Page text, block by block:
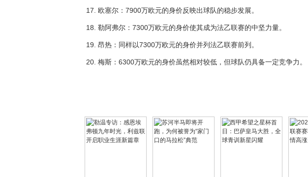
17. 欧塞尔：7900万欧元的身价反映出球队的稳步发展。
18. 勒阿弗尔：7300万欧元的身价使其成为法乙联赛的中坚力量。
19. 昂热：同样以7300万欧元的身价并列法乙联赛前列。
20. 梅斯：6300万欧元的身价虽然相对较低，但球队仍具备一定竞争力。